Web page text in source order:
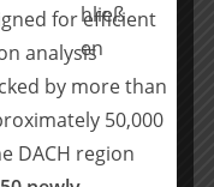
meisten anderen
begrenzte Fonds
als sogenannter
und
for efficient
analysis
by more than
50,000
DACH region